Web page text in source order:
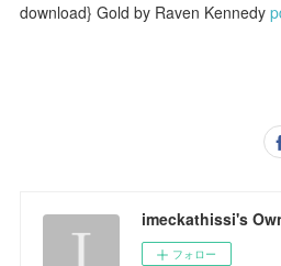
download} Gold by Raven Kennedy
imeckathissi's
フォロー